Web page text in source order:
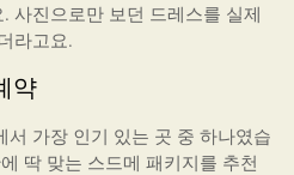
사진으로만 보던 드레스를 실제
라고요.
약
서 가장 인기 있는 곳 중 하나였습
딱 맞는 스드메 패키지를 추천